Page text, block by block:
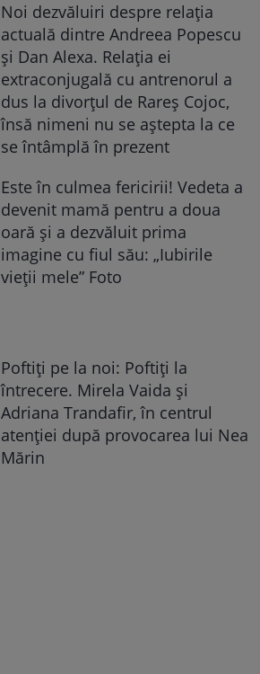
Noi dezvăluiri despre relația
actuală dintre Andreea Popescu
și Dan Alexa. Relația ei
extraconjugală cu antrenorul a
dus la divorțul de Rareș Cojoc,
însă nimeni nu se aștepta la ce
se întâmplă în prezent
Este în culmea fericirii! Vedeta a
devenit mamă pentru a doua
oară și a dezvăluit prima
imagine cu fiul său: „Iubirile
vieții mele” Foto
Poftiți pe la noi: Poftiți la
întrecere. Mirela Vaida și
Adriana Trandafir, în centrul
atenției după provocarea lui Nea
Mărin